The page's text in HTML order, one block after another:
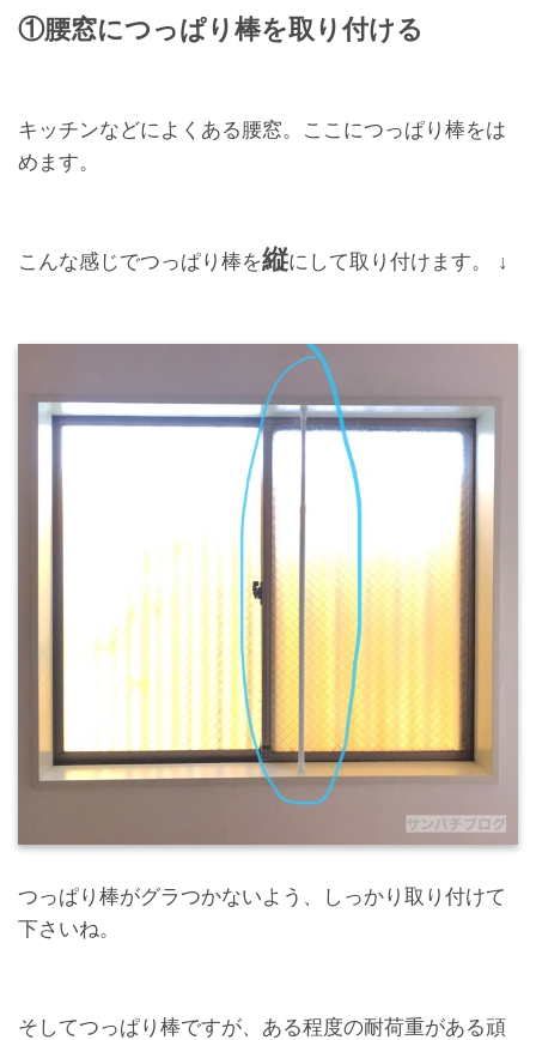
①腰窓につっぱり棒を取り付ける
キッチンなどによくある腰窓。ここにつっぱり棒をは
めます。
こんな感じでつっぱり棒を縦にして取り付けます。 ↓
つっぱり棒がグラつかないよう、しっかり取り付けて
下さいね。
そしてつっぱり棒ですが、ある程度の耐荷重がある頑